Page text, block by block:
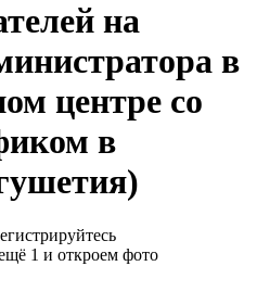
на
в
центре со
в
1 и откроем фото